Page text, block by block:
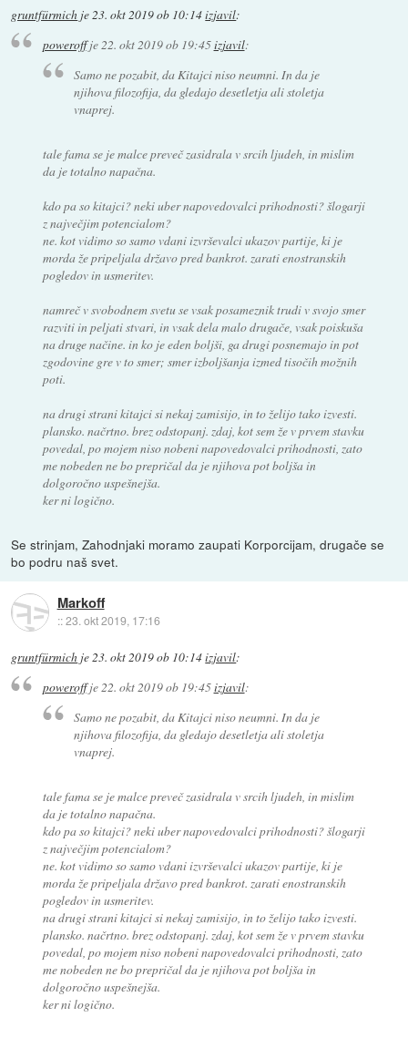
gruntfürmich je23. okt 2019 ob 10:14izjavil:
poweroffje22. okt 2019 ob 19:45izjavil:
Samo ne pozabit, da Kitajci niso neumni. In da je
njihova filozofija, da gledajo desetletja ali stoletja
vnaprej.
tale fama se je malce preveč zasidrala v srcih ljudeh, in mislim
da je totalno napačna.
kdo pa so kitajci? neki uber napovedovalci prihodnosti? šlogarji
z največjim potencialom?
ne. kot vidimo so samo vdani izvrševalci ukazov partije, ki je
morda že pripeljala državo pred bankrot. zarati enostranskih
pogledov in usmeritev.
namreč v svobodnem svetu se vsak posameznik trudi v svojo smer
razviti in peljati stvari, in vsak dela malo drugače, vsak poiskuša
na druge načine. in ko je eden boljši, ga drugi posnemajo in pot
zgodovine gre v to smer; smer izboljšanja izmed tisočih možnih
poti.
na drugi strani kitajci si nekaj zamisijo, in to želijo tako izvesti.
plansko. načrtno. brez odstopanj. zdaj, kot sem že v prvem stavku
povedal, po mojem niso nobeni napovedovalci prihodnosti, zato
me nobeden ne bo prepričal da je njihova pot boljša in
dolgoročno uspešnejša.
ker ni logično.
Se strinjam, Zahodnjaki moramo zaupati Korporcijam, drugače se
bo podru naš svet.
Markoff
::23. okt 2019, 17:16
gruntfürmich je23. okt 2019 ob 10:14izjavil:
poweroffje22. okt 2019 ob 19:45izjavil:
Samo ne pozabit, da Kitajci niso neumni. In da je
njihova filozofija, da gledajo desetletja ali stoletja
vnaprej.
tale fama se je malce preveč zasidrala v srcih ljudeh, in mislim
da je totalno napačna.
kdo pa so kitajci? neki uber napovedovalci prihodnosti? šlogarji
z največjim potencialom?
ne. kot vidimo so samo vdani izvrševalci ukazov partije, ki je
morda že pripeljala državo pred bankrot. zarati enostranskih
pogledov in usmeritev.
na drugi strani kitajci si nekaj zamisijo, in to želijo tako izvesti.
plansko. načrtno. brez odstopanj. zdaj, kot sem že v prvem stavku
povedal, po mojem niso nobeni napovedovalci prihodnosti, zato
me nobeden ne bo prepričal da je njihova pot boljša in
dolgoročno uspešnejša.
ker ni logično.